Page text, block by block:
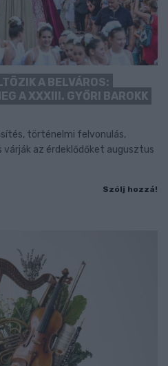
A BELVÁROS:
A XXXIII. GYŐRI BAROKK
történelmi felvonulás,
az érdeklődőket augusztus
Szólj hozzá!